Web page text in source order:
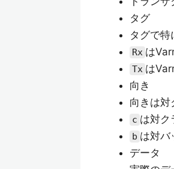
タグ
タグで
Rx は
Tx は
向き
向きは対
c は対ク
b は対バ
データ